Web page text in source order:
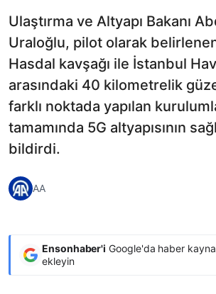
Ulaştırma ve Altyapı Bakanı
Uraloğlu, pilot olarak
Hasdal kavşağı ile İstanbul
arasındaki 40 kilometrelik
farklı noktada yapılan
tamamında 5G altyapısının
bildirdi.
AA
Ensonhaber'i Google'da haber
ekleyin